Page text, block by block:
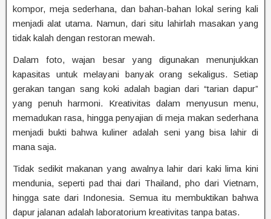
kompor, meja sederhana, dan bahan-bahan lokal sering kali
menjadi alat utama. Namun, dari situ lahirlah masakan yang
tidak kalah dengan restoran mewah.
Dalam foto, wajan besar yang digunakan menunjukkan
kapasitas untuk melayani banyak orang sekaligus. Setiap
gerakan tangan sang koki adalah bagian dari “tarian dapur”
yang penuh harmoni. Kreativitas dalam menyusun menu,
memadukan rasa, hingga penyajian di meja makan sederhana
menjadi bukti bahwa kuliner adalah seni yang bisa lahir di
mana saja.
Tidak sedikit makanan yang awalnya lahir dari kaki lima kini
mendunia, seperti pad thai dari Thailand, pho dari Vietnam,
hingga sate dari Indonesia. Semua itu membuktikan bahwa
dapur jalanan adalah laboratorium kreativitas tanpa batas.